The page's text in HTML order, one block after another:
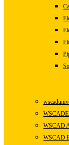
WSCAD
WSCAD